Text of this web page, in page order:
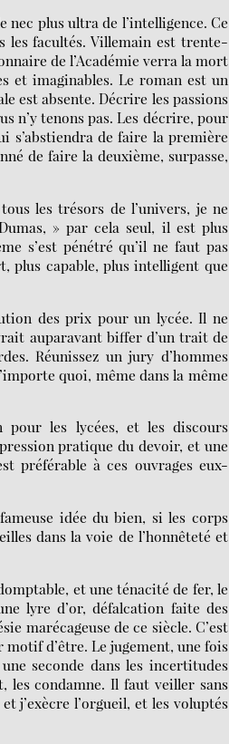
nec plus ultra de l’intelligence. Ce
les facultés. Villemain est trente-
de l’Académie verra la mort
et imaginables. Le roman est un
est absente. Décrire les passions
n’y tenons pas. Les décrire, pour
s’abstiendra de faire la première
de faire la deuxième, surpasse,
les trésors de l’univers, je ne
» par cela seul, il est plus
s’est pénétré qu’il ne faut pas
plus capable, plus intelligent que
des prix pour un lycée. Il ne
auparavant biffer d’un trait de
Réunissez un jury d’hommes
quoi, même dans la même
pour les lycées, et les discours
pratique du devoir, et une
préférable à ces ouvrages eux-
idée du bien, si les corps
dans la voie de l’honnêteté et
et une ténacité de fer, le
lyre d’or, défalcation faite des
marécageuse de ce siècle. C’est
motif d’être. Le jugement, une fois
seconde dans les incertitudes
les condamne. Il faut veiller sans
j’exècre l’orgueil, et les voluptés